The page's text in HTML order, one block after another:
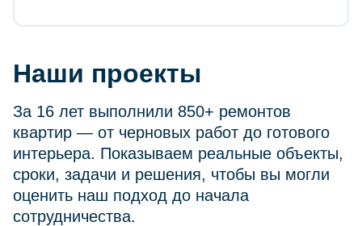
Наши проекты
За 16 лет выполнили 850+ ремонтов
квартир — от черновых работ до готового
интерьера. Показываем реальные объекты,
сроки, задачи и решения, чтобы вы могли
оценить наш подход до начала
сотрудничества.